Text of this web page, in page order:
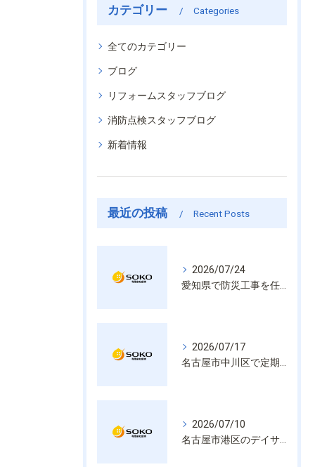
カテゴリー Categories
全てのカテゴリー
ブログ
リフォームスタッフブログ
消防点検スタッフブログ
新着情報
最近の投稿 Recent Posts
2026/07/24
2026/07/17
2026/07/10